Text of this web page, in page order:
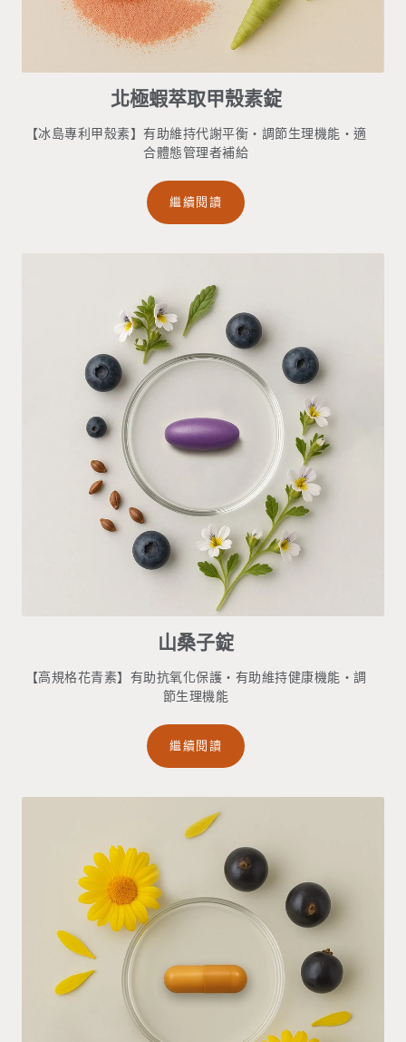
北極蝦萃取甲殼素錠
【冰島專利甲殼素】有助維持代謝平衡・調節生理機能・適
合體態管理者補給
繼續閱讀
山桑子錠
【高規格花青素】有助抗氧化保護・有助維持健康機能・調
節生理機能
繼續閱讀